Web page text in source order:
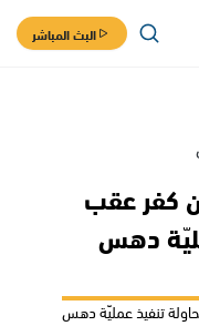
البث المباشر
كفر عقب
دهس
تنفيذ عمليّة دهس